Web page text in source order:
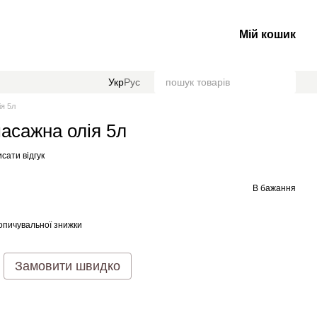
Мій кошик
УкрРус
5л
олія 5л
відгук
В бажання
знижки
Замовити швидко